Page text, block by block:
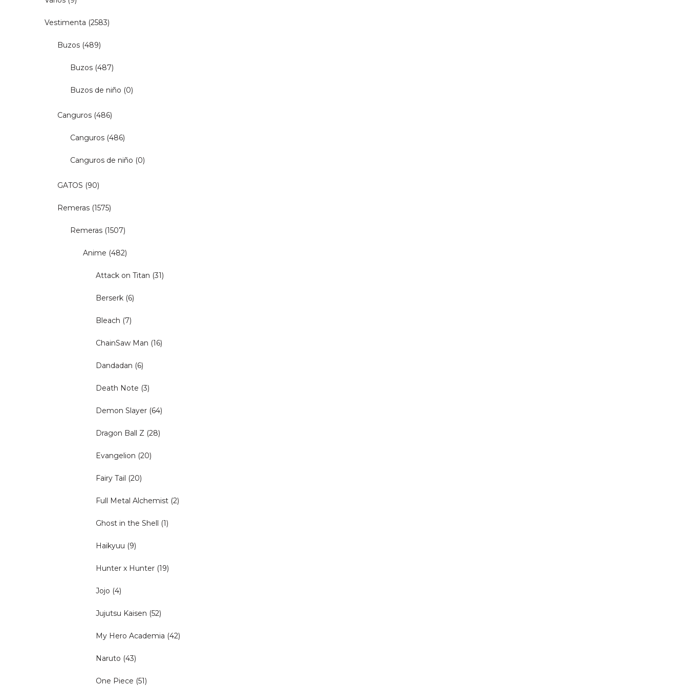
Vestimenta (2583)
Buzos (489)
Buzos (487)
Buzos de niño (0)
Canguros (486)
Canguros (486)
Canguros de niño (0)
GATOS (90)
Remeras (1575)
Remeras (1507)
Anime (482)
Attack on Titan (31)
Berserk (6)
Bleach (7)
ChainSaw Man (16)
Dandadan (6)
Death Note (3)
Demon Slayer (64)
Dragon Ball Z (28)
Evangelion (20)
Fairy Tail (20)
Full Metal Alchemist (2)
Ghost in the Shell (1)
Haikyuu (9)
Hunter x Hunter (19)
Jojo (4)
Jujutsu Kaisen (52)
My Hero Academia (42)
Naruto (43)
One Piece (51)